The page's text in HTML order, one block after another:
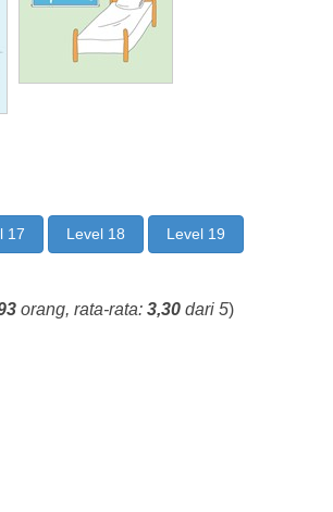
17 Level 18 Level 19
orang, rata-rata: 3,30 dari 5)